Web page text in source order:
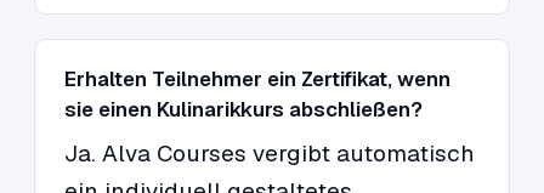
Erhalten Teilnehmer ein Zertifikat, wenn
sie einen Kulinarikkurs abschließen?
Ja. Alva Courses vergibt automatisch